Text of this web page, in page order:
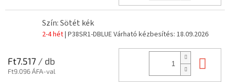
Szín: Sötét kék
2-4 hét| P38SR1-DBLUEVárható kézbesítés: 18.09.2026
Ft7.517 / db
Ft9.096 ÁFA-val